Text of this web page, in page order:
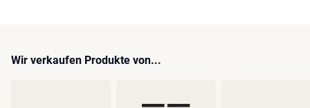
Wir verkaufen Produkte von...